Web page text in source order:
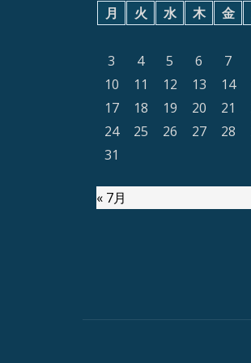
月 火 水 木 金
3
4 5 6 7
10
11 12 13 14
17
18 19 20 21
24
25 26 27 28
31
« 7月
第